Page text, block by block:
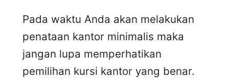
Pada waktu Anda akan melakukan
penataan kantor minimalis maka
jangan lupa memperhatikan
pemilihan kursi kantor yang benar.